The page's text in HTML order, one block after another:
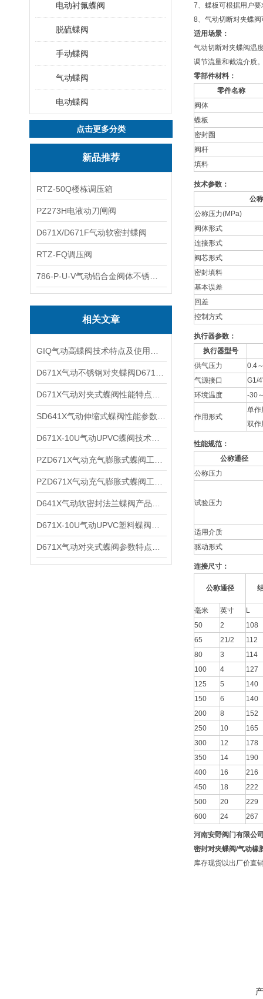
电动衬氟蝶阀
脱硫蝶阀
手动蝶阀
气动蝶阀
电动蝶阀
点击更多分类
新品推荐
RTZ-50Q楼栋调压箱
PZ273H电液动刀闸阀
D671X/D671F气动软密封蝶阀
RTZ-FQ调压阀
相关文章
7、蝶板可根据用户
8、气动切断对夹蝶
适用场景：
气动切断对夹蝶阀温
调节流量和截流介质
零部件材料：
零件名称
阀体
蝶板
密封圈
阀杆
填料
技术参数：
公
公称压力(MPa)
阀体形式
连接形式
阀芯形式
密封填料
基本误差
回差
控制方式
执行器参数：
执行器型号
供气压力
0.4
气源接口
G1/
环境温度
-30
作用形式
单作
双作
性能规范：
公称通径
公称压力
试验压力
适用介质
驱动形式
连接尺寸：
公称通径
毫米 英寸
L
50
2
108
65
21/2
112
80
3
114
100
4
127
125
5
140
150
6
140
200
8
152
250
10
165
300
12
178
350
14
190
400
16
216
450
18
222
500
20
229
600
24 267
河南安野阀门有限公
密封对夹蝶阀/气动橡
库存现货以出厂价直